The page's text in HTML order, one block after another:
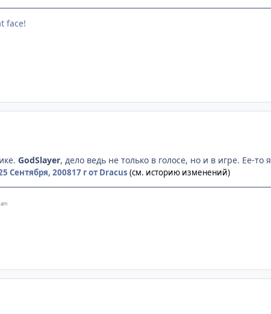
face!
GodSlayer, дело ведь не только в голосе, но и в игре. Ее-
Сентября, 200817 гот Dracus (см. историю изменений)